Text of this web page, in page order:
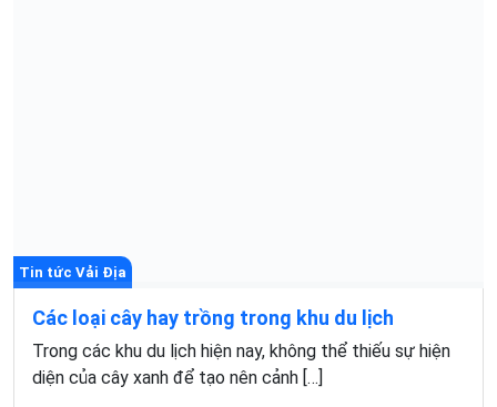
Tin tức Vải Địa
Các loại cây hay trồng trong khu du lịch
Trong các khu du lịch hiện nay, không thể thiếu sự hiện
diện của cây xanh để tạo nên cảnh […]